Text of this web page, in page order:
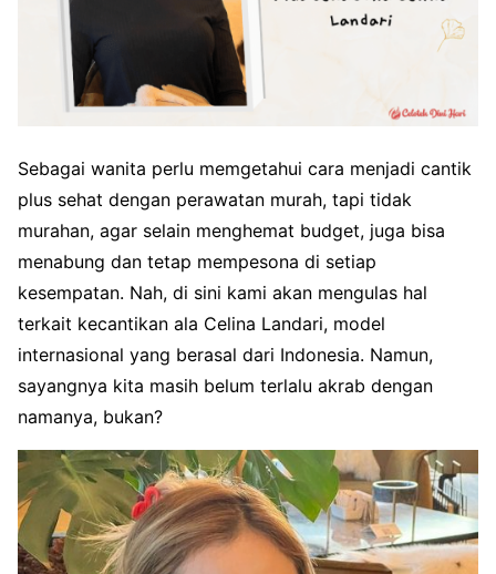
Sebagai wanita perlu memgetahui cara menjadi cantik
plus sehat dengan perawatan murah, tapi tidak
murahan, agar selain menghemat budget, juga bisa
menabung dan tetap mempesona di setiap
kesempatan. Nah, di sini kami akan mengulas hal
terkait kecantikan ala Celina Landari, model
internasional yang berasal dari Indonesia. Namun,
sayangnya kita masih belum terlalu akrab dengan
namanya, bukan?